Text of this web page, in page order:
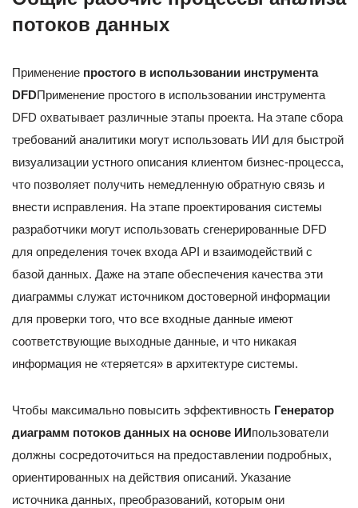
потоков данных
Применение простого в использовании инструмента
DFDПрименение простого в использовании инструмента
DFD охватывает различные этапы проекта. На этапе сбора
требований аналитики могут использовать ИИ для быстрой
визуализации устного описания клиентом бизнес-процесса,
что позволяет получить немедленную обратную связь и
внести исправления. На этапе проектирования системы
разработчики могут использовать сгенерированные DFD
для определения точек входа API и взаимодействий с
базой данных. Даже на этапе обеспечения качества эти
диаграммы служат источником достоверной информации
для проверки того, что все входные данные имеют
соответствующие выходные данные, и что никакая
информация не «теряется» в архитектуре системы.
Чтобы максимально повысить эффективность Генератор
диаграмм потоков данных на основе ИИпользователи
должны сосредоточиться на предоставлении подробных,
ориентированных на действия описаний. Указание
источника данных, преобразований, которым они